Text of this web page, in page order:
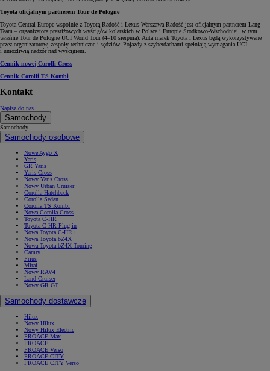
Toyota oficjalnym partnerem Tour de Pologne
Toyota Central Europe wspólnie z Toyotą Radość i Lexus Warszawa Radość jest oficjalnym partnerem Lang
Team – organizatora prestiżowych wyścigów kolarskich w Polsce i Europie Środkowo-Wschodniej, w tym
właśnie Tour de Pologne UCI World Tour (4–10 sierpnia). Auta marek Toyota i Lexus będą wykorzystywane
przez organizatorów, zespoły techniczne i sędziów. Pojazdy z szyberdachami spełniają wymagania UCI
i umożliwią nadzór nad wyścigiem.
Cennik nowej Corolli Cross
Cennik Corolli TS Kombi
Kontakt
Napisz do nas
Samochody
Samochody
Samochody osobowe
Nowe Aygo X
Yaris
GR Yaris
Yaris Cross
Nowy Yaris Cross
Nowy Urban Cruiser
Corolla Hatchback
Corolla Sedan
Corolla TS Kombi
Nowa Corolla Cross
Toyota C-HR
Toyota C-HR Plug-in
Nowa Toyota C-HR+
Nowa Toyota bZ4X
Nowa Toyota bZ4X Touring
Camry
Prius
Mirai
Nowy RAV4
Land Cruiser
Nowy GR GT
Samochody dostawcze
Hilux
Nowy Hilux
Nowy Hilux Electric
PROACE Max
PROACE
PROACE Verso
PROACE CITY
PROACE CITY Verso